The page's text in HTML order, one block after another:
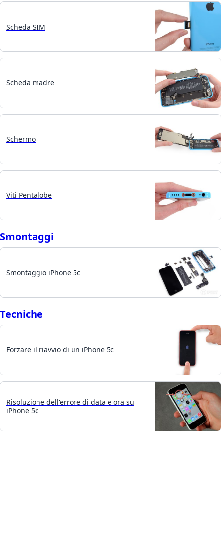
Scheda SIM
Scheda madre
Schermo
Viti Pentalobe
Smontaggi
Smontaggio iPhone 5c
Tecniche
Forzare il riavvio di un iPhone 5c
Risoluzione dell'errore di data e ora su
iPhone 5c